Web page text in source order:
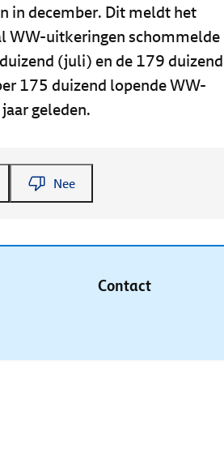
in december. Dit meldt het
WW-uitkeringen schommelde
(juli) en de 179 duizend
175 duizend lopende WW-
geleden.
Nee
Contact